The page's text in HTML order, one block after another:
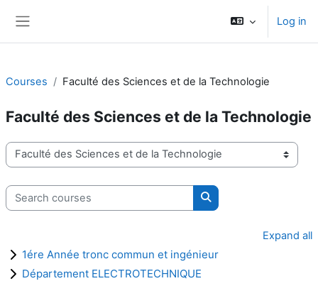
Log in
Courses Faculté des Sciences et de la Technologie
Faculté des Sciences et de la Technologie
Course categories
Search courses
Search courses
Expand all
1ére Année tronc commun et ingénieur
Département ELECTROTECHNIQUE